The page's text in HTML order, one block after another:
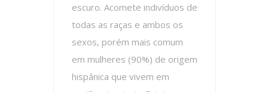
escuro. Acomete indivíduos de
todas as raças e ambos os
sexos, porém mais comum
em mulheres (90%) de origem
hispânica que vivem em